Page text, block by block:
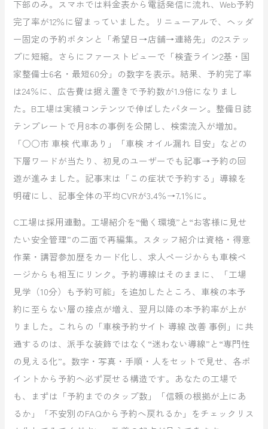
下部のみ。スマホでは料金表から電話発信に流れ、Web予約
完了率が12％に留まっていました。リニューアルで、ヘッダ
ー固定の予約ボタンと「希望日→店舗→連絡先」の2ステッ
プに短縮。さらにファーストビューで「検査ライン2基・国
家整備士6名・最短60分」の数字を表示。結果、予約完了率
は24％に、広告費は据え置きで予約数が1.9倍になりまし
た。B工場は実績コンテンツで伸ばしたパターン。整備日誌
テンプレートで月8本の事例を公開し、検索流入が増加。
「○○市 車検 代車あり」「車検 オイル漏れ 目安」などの
下層ワードが当たり、初見のユーザーでも記事→予約の回
遊が進みました。記事末は「この症状で予約する」導線を
明確にし、記事全体の平均CVRが3.4％→7.1％に。
C工場は採用連動。工場紹介を“働く環境”と“お客様に見せ
たい安全管理”の二面で再編集。スタッフ紹介は資格・得意
作業・講習参加歴をカード化し、求人ページからも車検ペ
ージからも相互にリンク。予約導線はそのままに、「工場
見学（10分）も予約可能」を追加したところ、車検の本予
約に至らない層の接点が増え、翌月以降の本予約率が上が
りました。これらの「車検予約サイト 導線 改善 事例」に共
通するのは、派手な装飾ではなく“迷わない導線”と“専門性
の見える化”。数字・写真・手順・人をセットで見せ、各ポ
イントから予約へ必ず戻せる構造です。あなたの工場で
も、まずは「予約までのタップ数」「信頼の根拠が上にあ
るか」「不安別のFAQから予約へ戻れるか」をチェックリス